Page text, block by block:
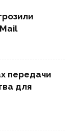
передачи
для